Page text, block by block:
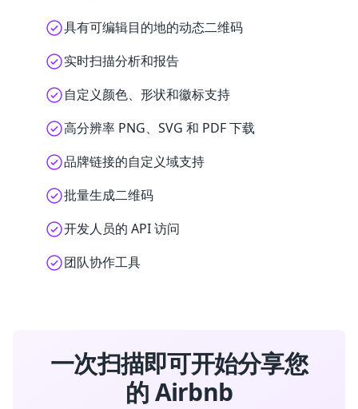
具有可编辑目的地的动态二维码
实时扫描分析和报告
自定义颜色、形状和徽标支持
高分辨率 PNG、SVG 和 PDF 下载
品牌链接的自定义域支持
批量生成二维码
开发人员的 API 访问
团队协作工具
一次扫描即可开始分享您
的 Airbnb